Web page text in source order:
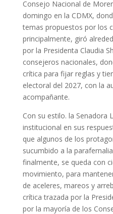
Consejo Nacional de
domingo en la CDMX,
temas propuestos por los
principalmente, giró
por la Presidenta Claudia
consejeros nacionales,
crítica para fijar reglas y
electoral del 2027, con la
acompañante.
Con su estilo. la Senadora
institucional en sus
que algunos de los
sucumbido a la
finalmente, se queda con
movimiento, para
de aceleres, mareos y
crítica trazada por la
por la mayoría de los